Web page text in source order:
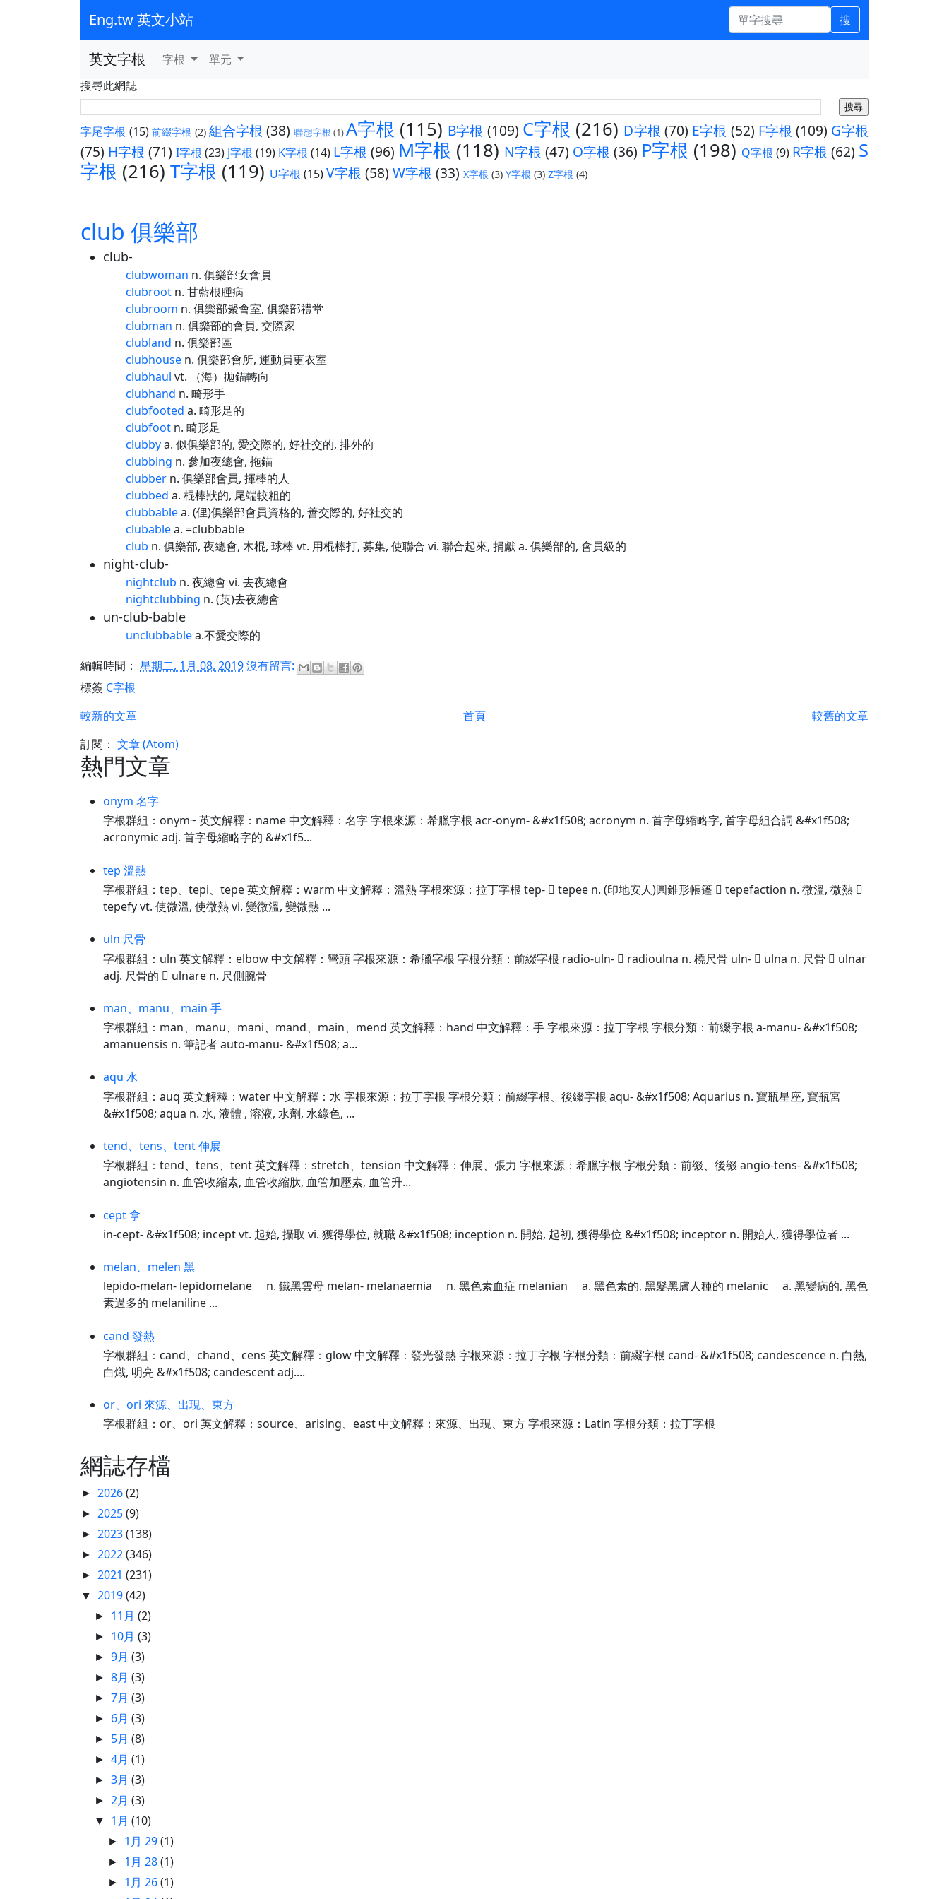
Eng.tw 英文小站 搜
英文字根 字根
單元
搜尋此網誌
字尾字根 (15) 前綴字根 (2) 組合字根 (38) 聯想字根 (1)A字根 (115) B字根 (109) C字根 (216) D字根 (70) E字根 (52) F字根 (109) G字根
(75) H字根 (71) I字根 (23) J字根 (19) K字根 (14) L字根 (96) M字根 (118) N字根 (47) O字根 (36) P字根 (198) Q字根 (9) R字根 (62) S
字根 (216) T字根 (119) U字根 (15)V字根 (58) W字根 (33) X字根 (3) Y字根 (3) Z字根 (4)
club 俱樂部
club-
clubwoman n. 俱樂部女會員
clubroot n. 甘藍根腫病
clubroom n. 俱樂部聚會室, 俱樂部禮堂
clubman n. 俱樂部的會員, 交際家
clubland n. 俱樂部區
clubhouse n. 俱樂部會所, 運動員更衣室
clubhaul vt. （海）拋錨轉向
clubhand n. 畸形手
clubfooted a. 畸形足的
clubfoot n. 畸形足
clubbya. 似俱樂部的, 愛交際的, 好社交的, 排外的
clubbing n. 參加夜總會, 拖錨
clubber n. 俱樂部會員, 揮棒的人
clubbed a. 棍棒狀的, 尾端較粗的
clubbablea. (俚)俱樂部會員資格的, 善交際的, 好社交的
clubablea. =clubbable
club n. 俱樂部, 夜總會, 木棍, 球棒 vt. 用棍棒打, 募集, 使聯合 vi. 聯合起來, 捐獻 a. 俱樂部的, 會員級的
night-club-
nightclub n. 夜總會 vi. 去夜總會
nightclubbing n. (英)去夜總會
un-club-bable
unclubbablea.不愛交際的
編輯時間： 星期二, 1月 08, 2019沒有留言:
標簽 C字根
較新的文章
較舊的文章
首頁
訂閱： 文章 (Atom)
熱門文章
onym 名字
字根群組：onym~ 英文解釋：name 中文解釋：名字 字根來源：希臘字根 acr-onym- &#x1f508; acronym n. 首字母縮略字, 首字母組合詞 &#x1f508;
acronymic adj. 首字母縮略字的 &#x1f5...
tep 溫熱
字根群組：tep、tepi、tepe 英文解釋：warm 中文解釋：溫熱 字根來源：拉丁字根 tep-  tepee n. (印地安人)圓錐形帳篷  tepefaction n. 微溫, 微熱 
tepefy vt. 使微溫, 使微熱 vi. 變微溫, 變微熱 ...
uln 尺骨
字根群組：uln 英文解釋：elbow 中文解釋：彎頭 字根來源：希臘字根 字根分類：前綴字根 radio-uln-  radioulna n. 橈尺骨 uln-  ulna n. 尺骨  ulnar
adj. 尺骨的  ulnare n. 尺側腕骨
man、manu、main 手
字根群組：man、manu、mani、mand、main、mend 英文解釋：hand 中文解釋：手 字根來源：拉丁字根 字根分類：前綴字根 a-manu- &#x1f508;
amanuensis n. 筆記者 auto-manu- &#x1f508; a...
aqu 水
字根群組：auq 英文解釋：water 中文解釋：水 字根來源：拉丁字根 字根分類：前綴字根、後綴字根 aqu- &#x1f508; Aquarius n. 寶瓶星座, 寶瓶宮
&#x1f508; aqua n. 水, 液體 , 溶液, 水劑, 水綠色, ...
tend、tens、tent 伸展
字根群組：tend、tens、tent 英文解釋：stretch、tension 中文解釋：伸展、張力 字根來源：希臘字根 字根分類：前缀、後缀 angio-tens- &#x1f508;
angiotensin n. 血管收縮素, 血管收縮肽, 血管加壓素, 血管升...
cept 拿
in-cept- &#x1f508; incept vt. 起始, 攝取 vi. 獲得學位, 就職 &#x1f508; inception n. 開始, 起初, 獲得學位 &#x1f508; inceptor n. 開始人, 獲得學位者 ...
melan、melen 黑
lepido-melan- lepidomelane n. 鐵黑雲母 melan- melanaemia n. 黑色素血症 melanian a. 黑色素的, 黑髮黑膚人種的 melanic a. 黑變病的, 黑色
素過多的 melaniline ...
cand 發熱
字根群組：cand、chand、cens 英文解釋：glow 中文解釋：發光發熱 字根來源：拉丁字根 字根分類：前綴字根 cand- &#x1f508; candescence n. 白熱,
白熾, 明亮 &#x1f508; candescent adj....
or、ori 來源、出現、東方
字根群組：or、ori 英文解釋：source、arising、east 中文解釋：來源、出現、東方 字根來源：Latin 字根分類：拉丁字根
網誌存檔
► 2026(2)
► 2025(9)
► 2023(138)
► 2022(346)
► 2021 (231)
▼ 2019(42)
► 11月(2)
► 10月(3)
►9月(3)
►8月(3)
►7月(3)
► 6月(3)
► 5月(8)
►4月(1)
►3月(3)
► 2月(3)
▼ 1月(10)
► 1月 29(1)
► 1月 28(1)
► 1月 26(1)